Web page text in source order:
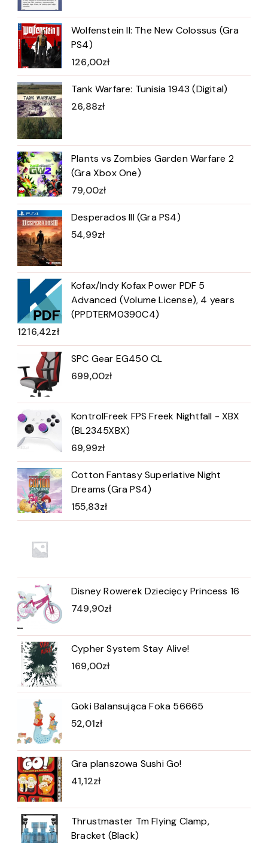
Wolfenstein II: The New Colossus (Gra
PS4)
126,00zł
Tank Warfare: Tunisia 1943 (Digital)
26,88zł
Plants vs Zombies Garden Warfare 2
(Gra Xbox One)
79,00zł
Desperados III (Gra PS4)
54,99zł
Kofax/Indy Kofax Power PDF 5
Advanced (Volume License), 4 years
(PPDTERM0390C4)
1216,42zł
SPC Gear EG450 CL
699,00zł
KontrolFreek FPS Freek Nightfall - XBX
(BL2345XBX)
69,99zł
Cotton Fantasy Superlative Night
Dreams (Gra PS4)
155,83zł
Disney Rowerek Dziecięcy Princess 16
749,90zł
Cypher System Stay Alive!
169,00zł
Goki Balansująca Foka 56665
52,01zł
Gra planszowa Sushi Go!
41,12zł
Thrustmaster Tm Flying Clamp,
Bracket (Black)